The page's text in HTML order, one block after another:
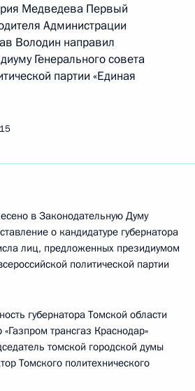
Медведева Первый
Администрации
Володин направил
Генерального совета
партии «Единая
в Законодательную Думу
о кандидатуре губернатора
лиц, предложенных президиумом
политической партии
губернатора Томской области
трансгаз Краснодар»
томской городской думы
Томского политехнического